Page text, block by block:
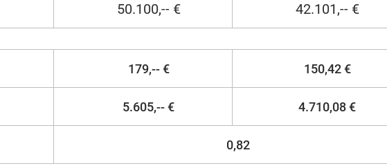
50.100,-- € 42.101,-- €
179,-- € 150,42 €
5.605,-- € 4.710,08 €
0,82